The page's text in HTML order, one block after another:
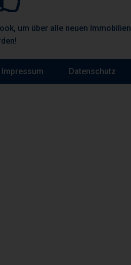
um über alle neuen Immobilien
Impressum Datenschutz